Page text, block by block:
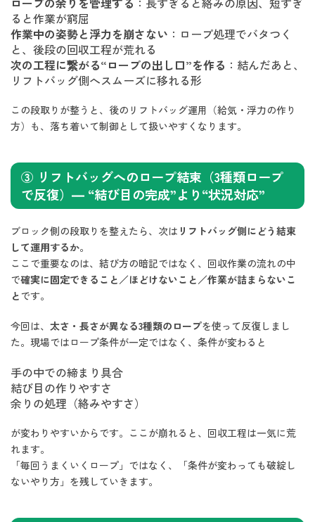
ると作業が窮屈
作業中の姿勢と浮力を崩さない ：ロープ処理でバタつく
と、後段の回収工程が荒れる
次の工程に繋がる“ロープの出し口”を作る ：結んだあと、
リフトバッグ側へスムーズに移れる形
この段取りが整うと、後のリフトバッグ運用（給気・浮力の作り
方）も、落ち着いて制御として扱いやすくなります。
③ リフトバッグへのロープ結束（3種類ロープ
で反復）— “結び目の完成”より“状況対応”
ブロック側の段取りを整えたら、次は リフトバッグ側にどう結束
して運用するか。
ここで重要なのは、結び方の暗記ではなく、回収作業の流れの中
で確実に固定できること／ほどけないこと／作業が詰まらないこ
とです。
今回は、 太さ・長さが異なる3種類のロープを使って反復しまし
た。現場ではロープ条件が一定ではなく、条件が変わると
手の中での締まり具合
結び目の作りやすさ
余りの処理（絡みやすさ）
が変わりやすいからです。ここが崩れると、回収工程は一気に荒
れます。
「毎回うまくいくロープ」ではなく、「条件が変わっても破綻し
ないやり方」を残していきます。